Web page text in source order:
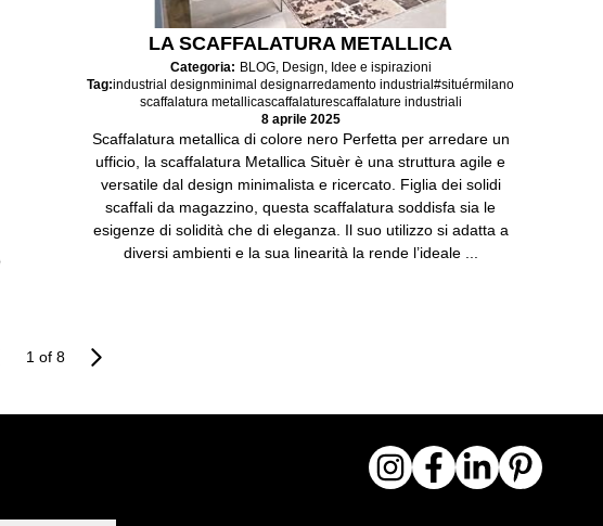
LA SCAFFALATURA METALLICA
Categoria: BLOG, Design, Idee e ispirazioni
Tag:industrial designminimal designarredamento industrial #situérmilano
scaffalatura metallicascaffalaturescaffalature industriali
8 aprile 2025
Scaffalatura metallica di colore nero Perfetta per arredare un
ufficio, la scaffalatura Metallica Situèr è una struttura agile e
versatile dal design minimalista e ricercato. Figlia dei solidi
scaffali da magazzino, questa scaffalatura soddisfa sia le
esigenze di solidità che di eleganza. Il suo utilizzo si adatta a
diversi ambienti e la sua linearità la rende l’ideale ...
Entries
1 of 8 Older Entries